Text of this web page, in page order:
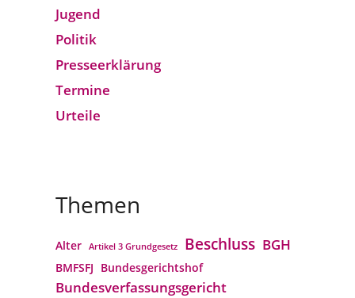
Jugend
Politik
Presseerklärung
Termine
Urteile
Themen
Alter Artikel 3 Grundgesetz Beschluss BGH
BMFSFJ Bundesgerichtshof
Bundesverfassungs­gericht